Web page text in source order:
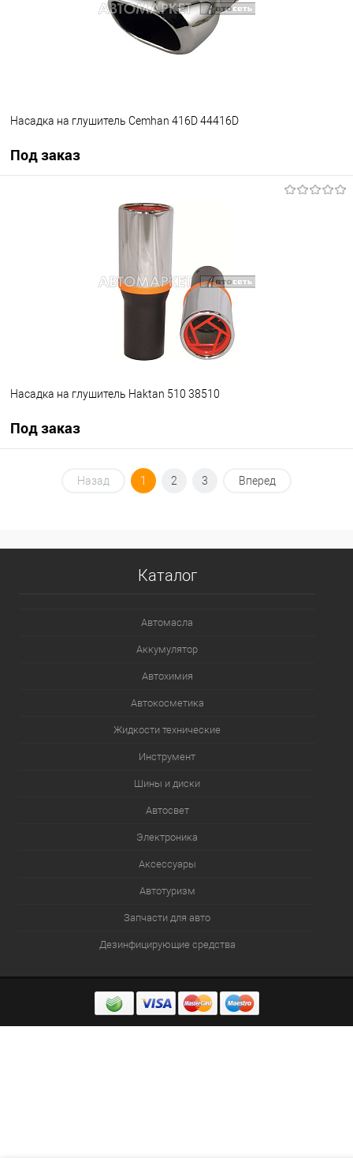
Насадка на глушитель Cemhan 416D 44416D
Под заказ
Под заказ
Насадка на глушитель Haktan 510 38510
Под заказ
Под заказ
Назад 1 2 3 Вперед
Каталог
Автомасла
Аккумулятор
Автохимия
Автокосметика
Жидкости технические
Инструмент
Шины и диски
Автосвет
Электроника
Аксессуары
Автотуризм
Запчасти для авто
Дезинфицирующие средства